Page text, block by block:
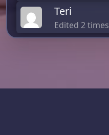
Teri
Edited 2 times